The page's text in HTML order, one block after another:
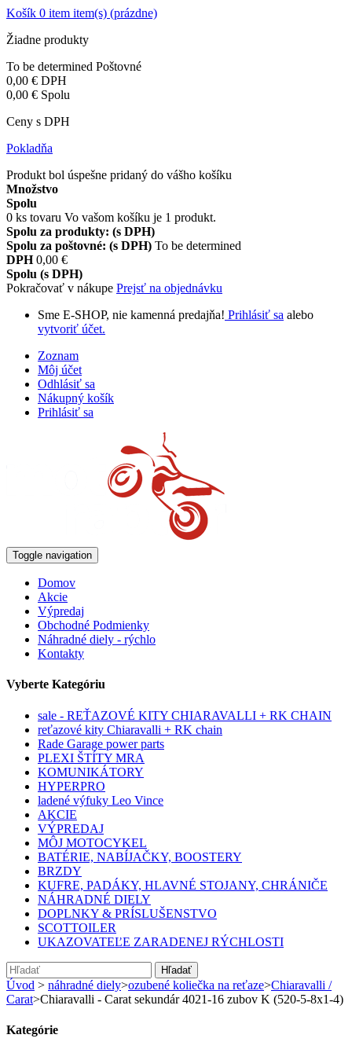
Košík 0 item item(s) (prázdne)
Žiadne produkty
To be determined Poštovné
0,00 € DPH
0,00 € Spolu
Ceny s DPH
Pokladňa
Produkt bol úspešne pridaný do vášho košíku
Množstvo
Spolu
0 ks tovaru Vo vašom košíku je 1 produkt.
Spolu za produkty: (s DPH)
Spolu za poštovné: (s DPH) To be determined
DPH 0,00 €
Spolu (s DPH)
Pokračovať v nákupe Prejsť na objednávku
Sme E-SHOP, nie kamenná predajňa! Prihlásiť sa alebo
vytvoriť účet.
Zoznam
Môj účet
Odhlásiť sa
Nákupný košík
Prihlásiť sa
Toggle navigation
Domov
Akcie
Výpredaj
Obchodné Podmienky
Náhradné diely - rýchlo
Kontakty
Vyberte Kategóriu
sale - REŤAZOVÉ KITY CHIARAVALLI + RK CHAIN
reťazové kity Chiaravalli + RK chain
Rade Garage power parts
PLEXI ŠTÍTY MRA
KOMUNIKÁTORY
HYPERPRO
ladené výfuky Leo Vince
AKCIE
VÝPREDAJ
MÔJ MOTOCYKEL
BATÉRIE, NABÍJAČKY, BOOSTERY
BRZDY
KUFRE, PADÁKY, HLAVNÉ STOJANY, CHRÁNIČE
NÁHRADNÉ DIELY
DOPLNKY & PRÍSLUŠENSTVO
SCOTTOILER
UKAZOVATEĽE ZARADENEJ RÝCHLOSTI
Hľadať
Úvod > náhradné diely>ozubené koliečka na reťaze>Chiaravalli /
Carat>Chiaravalli - Carat sekundár 4021-16 zubov K (520-5-8x1-4)
Kategórie